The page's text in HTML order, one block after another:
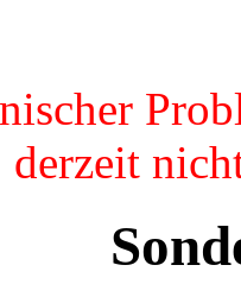
derzeit